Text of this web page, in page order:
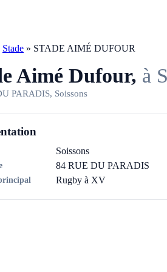
Stade » STADE AIMÉ DUFOUR
Aimé Dufour, à
PARADIS, Soissons
Soissons
84 RUE DU PARADIS
Rugby à XV